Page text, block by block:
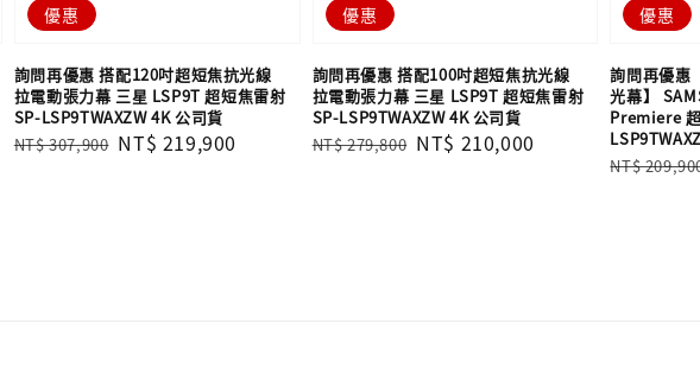
優惠
詢問再優惠 搭配120吋超短焦抗光線
拉電動張力幕 三星 LSP9T 超短焦雷射
SP-LSP9TWAXZW 4K 公司貨
Regular
NT$ 307,900 Sale
NT$ 219,900
優惠
詢問再優惠 搭配100吋超短焦抗光線
拉電動張力幕 三星 LSP9T 超短焦雷射
SP-LSP9TWAXZW 4K 公司貨
Regular
NT$ 279,800 Sale
NT$ 210,000
優惠
詢問再優惠
光幕】
Premiere
Regular
NT$